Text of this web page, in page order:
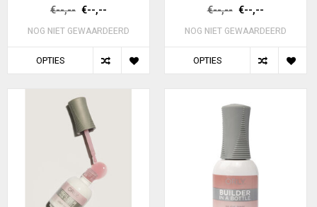
€--,-- €--,--
NOG NIET GEWAARDEERD
OPTIES
€--,-- €--,--
NOG NIET GEWAARDEERD
OPTIES